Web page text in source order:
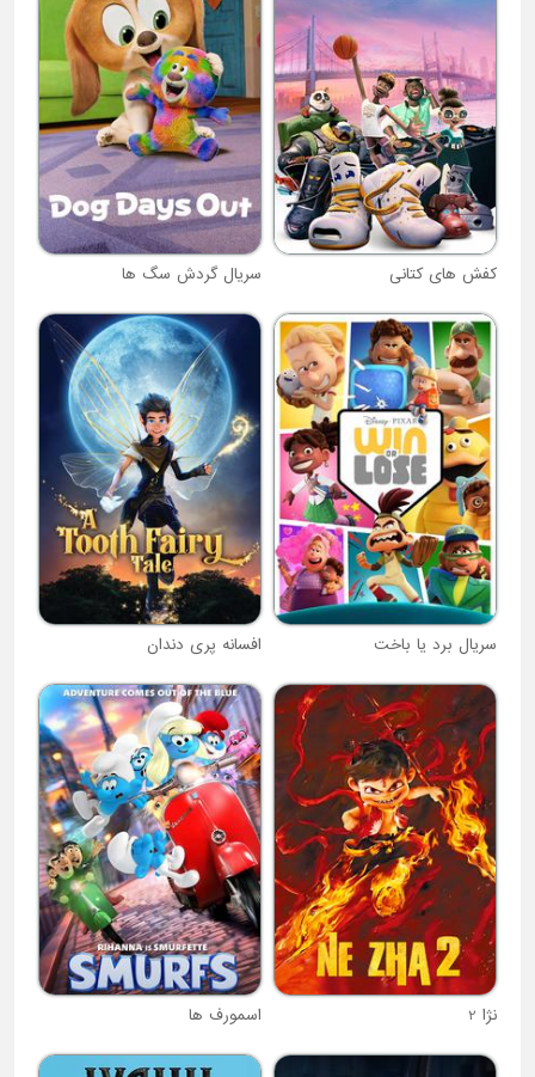
کفش های کتانی سریال گردش سگ ها
سریال برد یا باخت افسانه پری دندان
نژا 2 اسمورف ها